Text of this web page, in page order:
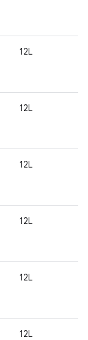
12L
12L
12L
12L
12L
12L